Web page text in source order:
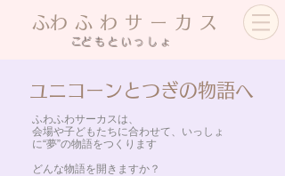
​ふわふわサーカス
​こどもといっしょ
ユニコーンとつぎの物語へ
ふわふわサーカスは、
会場や子どもたちに合わせて、いっしょ
に“夢”の物語をつくります
​どんな物語を開きますか？